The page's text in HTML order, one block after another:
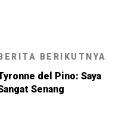
BERITA BERIKUTNYA
del Pino: Saya
Senang